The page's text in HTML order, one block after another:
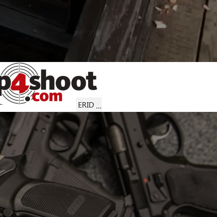
ERID …